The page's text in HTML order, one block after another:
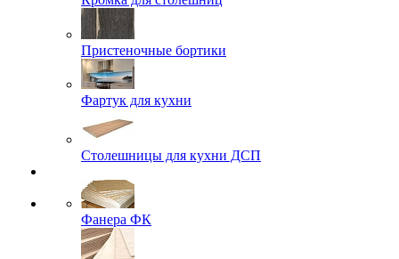
Пристеночные бортики
Фартук для кухни
Столешницы для кухни ДСП
Фанера ФК